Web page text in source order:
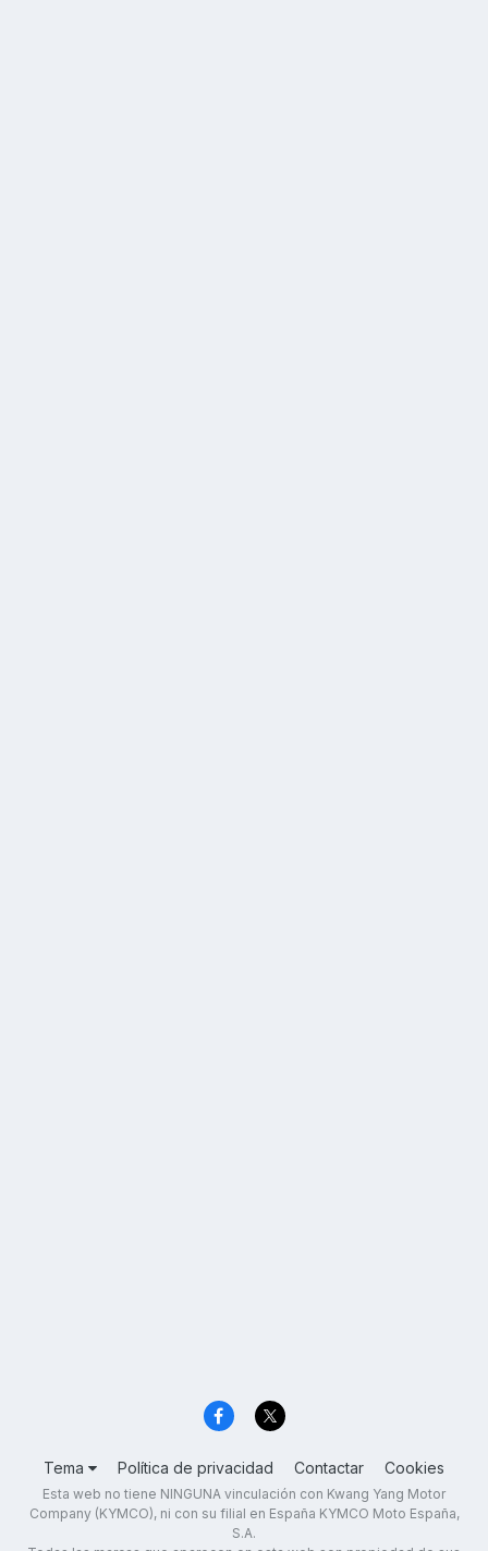
Tema Política de privacidad Contactar Cookies
Esta web no tiene NINGUNA vinculación con Kwang Yang Motor
Company (KYMCO), ni con su filial en España KYMCO Moto España,
S.A.